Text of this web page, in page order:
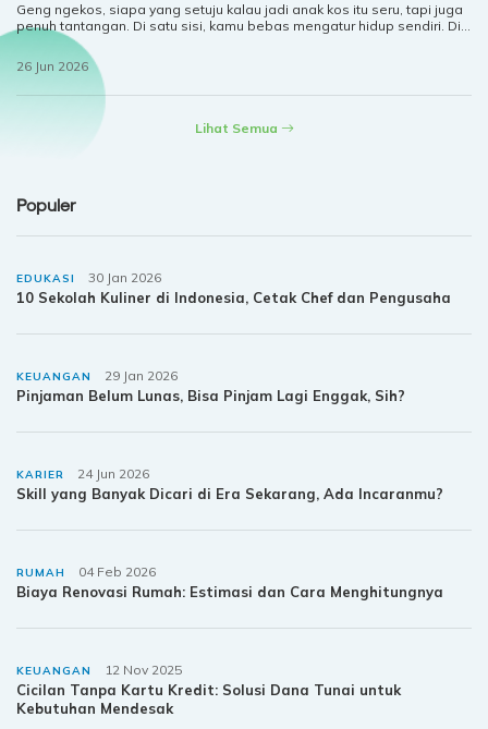
Geng ngekos, siapa yang setuju kalau jadi anak kos itu seru, tapi juga
penuh tantangan. Di satu sisi, kamu bebas mengatur hidup sendiri. Di
sisi lain, semua kebutuhan harus ditanggung dari kantong pri
26 Jun 2026
Lihat Semua
Populer
EDUKASI 30 Jan 2026
10 Sekolah Kuliner di Indonesia, Cetak Chef dan Pengusaha
KEUANGAN 29 Jan 2026
Pinjaman Belum Lunas, Bisa Pinjam Lagi Enggak, Sih?
KARIER 24 Jun 2026
Skill yang Banyak Dicari di Era Sekarang, Ada Incaranmu?
RUMAH 04 Feb 2026
Biaya Renovasi Rumah: Estimasi dan Cara Menghitungnya
KEUANGAN 12 Nov 2025
Cicilan Tanpa Kartu Kredit: Solusi Dana Tunai untuk
Kebutuhan Mendesak